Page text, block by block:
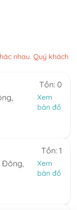
nhau. Quý khách
Tồn: 0
Xem
bản đồ
Tồn: 1
Xem
bản đồ